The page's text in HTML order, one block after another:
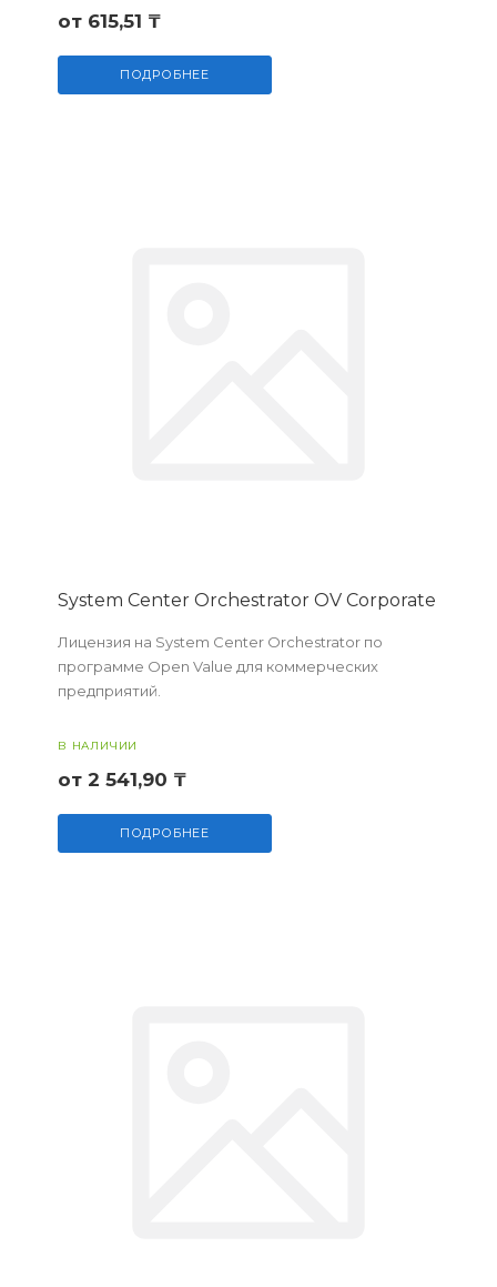
от 615,51 ₸
ПОДРОБНЕЕ
System Center Orchestrator OV Corporate
Лицензия на System Center Orchestrator по
программе Open Value для коммерческих
предприятий.
В НАЛИЧИИ
от 2 541,90 ₸
ПОДРОБНЕЕ